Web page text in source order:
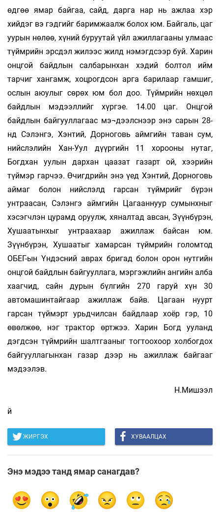
өдгөө ямар байгаа, сайд, дарга нар нь ажлаа хэр
хийдэг вэ гэдгийг баримжаалж болох юм. Байгаль, цаг
уурын нөлөө, хүний буруутай үйл ажиллагааны улмаас
түймрийн эрсдэл жилээс жилд нэмэгдсээр буй. Харин
онцгой байдлын салбарынхан хэдий болтол ийм
тарчиг хангамж, хоцрогдсон арга барилаар гамшиг,
ослын аюулыг сөрөх юм бол доо. Түймрийн нөхцөл
байдлын мэдээллийг хүргэе. 14.00 цаг. Онцгой
байдлын байгууллагаас мэ¬дээлснээр энэ сарын 28-
нд Сэлэнгэ, Хэнтий, Дорноговь аймгийн таван сум,
нийслэлийн Хан-Уул дүүргийн 11 хорооны нутаг,
Богдхан уулын дархан цаазат газарт ой, хээрийн
түймэр гарчээ. Өчигдрийн энэ үед Хэнтий, Дорноговь
аймаг болон нийслэлд гарсан түймрийг бүрэн
унтраасан, Сэлэнгэ аймгийн Цагааннуур сумынхныг
хэсэгчлэн цурамд оруулж, хяналтад авсан, Зүүнбүрэн,
Хушаатынхыг унтраахаар ажиллаж байсан юм.
Зүүнбүрэн, Хушаатыг хамарсан түймрийн голомтод
ОБЕГ-ын Үндэсний аврах бригад болон орон нутгийн
онцгой байдлын байгууллага, мэргэжлийн ангийн алба
хаагчид, сайн дурын бүлгийн 270 гаруй хүн 30
автомашинтайгаар ажиллаж байв. Цагаан нуурт
гарсан түймэрт урьдчилсан байдлаар хоёр гэр, 10
өвөлжөө, нэг трактор өртжээ. Харин Богд ууланд
дэгдсэн түймрийн шалтгааныг тогтоохоор холбогдох
байгууллагынхан газар дээр нь ажиллаж байгааг
мэдээлэв.
Н.Мишээл
й
ЖИРГЭХ ХУВААЛЦАХ
Энэ мэдээ танд ямар санагдав?